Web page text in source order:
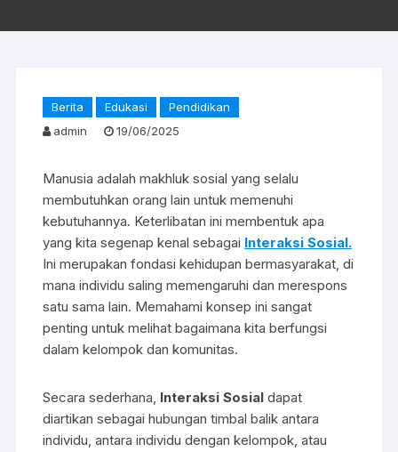
Berita Edukasi
Pendidikan
admin
19/06/2025
Manusia adalah makhluk sosial yang selalu
membutuhkan orang lain untuk memenuhi
kebutuhannya. Keterlibatan ini membentuk apa
yang kita segenap kenal sebagai Interaksi Sosial.
Ini merupakan fondasi kehidupan bermasyarakat, di
mana individu saling memengaruhi dan merespons
satu sama lain. Memahami konsep ini sangat
penting untuk melihat bagaimana kita berfungsi
dalam kelompok dan komunitas.
Secara sederhana, Interaksi Sosial dapat
diartikan sebagai hubungan timbal balik antara
individu, antara individu dengan kelompok, atau